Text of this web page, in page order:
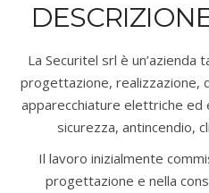
La Securitel srl è un’azienda
progettazione, realizzazione,
apparecchiature elettriche ed
sicurezza, antincendio,
Il lavoro inizialmente
progettazione e nella